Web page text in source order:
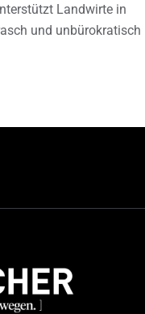
Landwirte in
und unbürokratisch